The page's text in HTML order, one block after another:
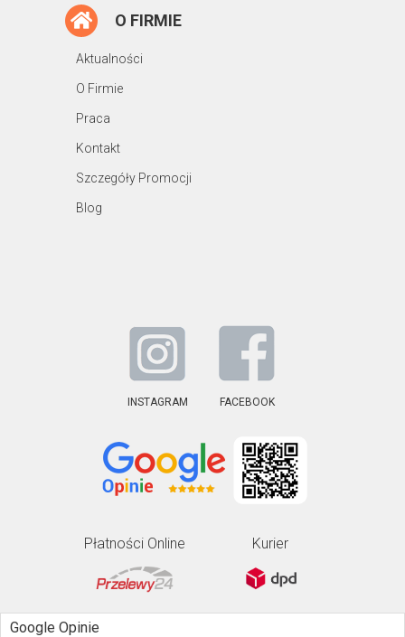
O FIRMIE
Aktualności
O Firmie
Praca
Kontakt
Szczegóły Promocji
Blog
INSTAGRAM FACEBOOK
Płatności Online Kurier
Google Opinie